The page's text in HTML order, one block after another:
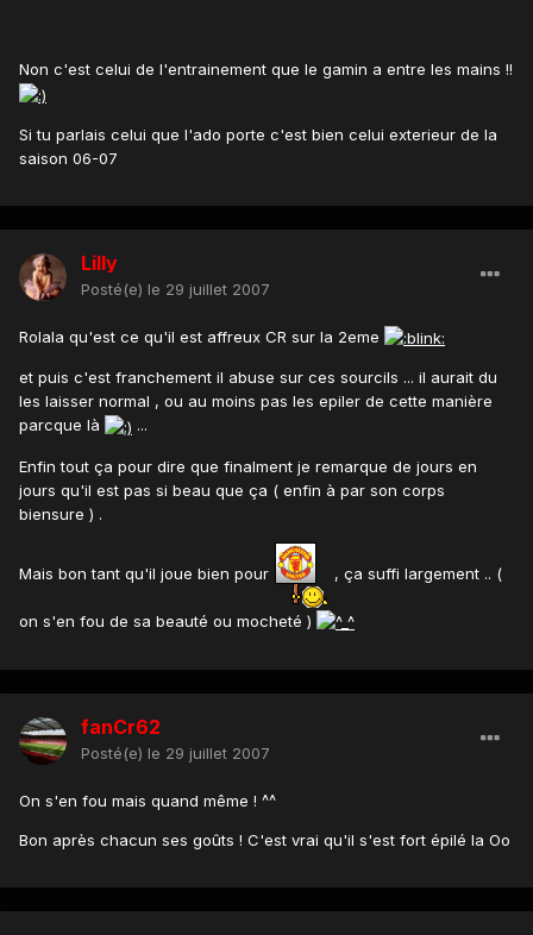
Non c'est celui de l'entrainement que le gamin a entre les mains !!
Si tu parlais celui que l'ado porte c'est bien celui exterieur de la
saison 06-07
Lilly
Posté(e) le 29 juillet 2007
Rolala qu'est ce qu'il est affreux CR sur la 2eme
et puis c'est franchement il abuse sur ces sourcils ... il aurait du
les laisser normal , ou au moins pas les epiler de cette manière
parcque là
...
Enfin tout ça pour dire que finalment je remarque de jours en
jours qu'il est pas si beau que ça ( enfin à par son corps
biensure ) .
Mais bon tant qu'il joue bien pour , ça suffi largement .. (
on s'en fou de sa beauté ou mocheté )
fanCr62
Posté(e) le 29 juillet 2007
On s'en fou mais quand même ! ^^
Bon après chacun ses goûts ! C'est vrai qu'il s'est fort épilé la Oo